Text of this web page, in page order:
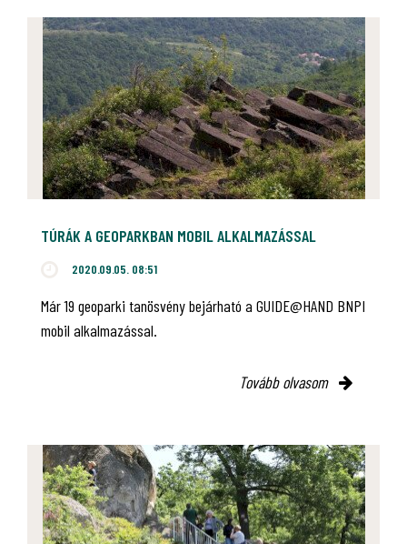
TÚRÁK A GEOPARKBAN MOBIL ALKALMAZÁSSAL
2020.09.05. 08:51
Már 19 geoparki tanösvény bejárható a GUIDE@HAND BNPI
mobil alkalmazással.
Tovább olvasom